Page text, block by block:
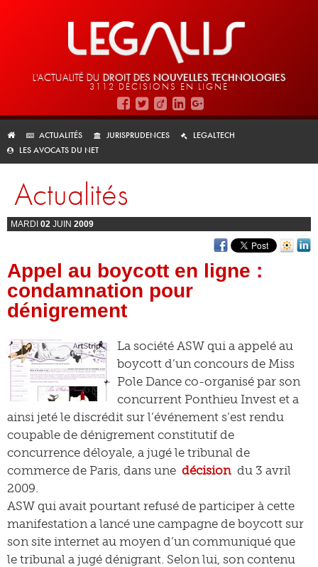
L'ACTUALITÉ DU DROIT DES NOUVELLES TECHNOLOGIES
3112 DÉCISIONS EN LIGNE
ACTUALITÉS JURISPRUDENCES
LEGALTECH
LES AVOCATS DU NET
Actualités
MARDI 02 JUIN 2009
Appel au boycott en ligne :
condamnation pour
dénigrement
La société ASW qui a appelé au
boycott d’un concours de Miss
Pole Dance co-organisé par son
concurrent Ponthieu Invest et a
ainsi jeté le discrédit sur l’événement s’est rendu
coupable de dénigrement constitutif de
concurrence déloyale, a jugé le tribunal de
commerce de Paris, dans une décision du 3 avril
2009.
ASW qui avait pourtant refusé de participer à cette
manifestation a lancé une campagne de boycott sur
son site internet au moyen d’un communiqué que
le tribunal a jugé dénigrant. Selon lui, son contenu